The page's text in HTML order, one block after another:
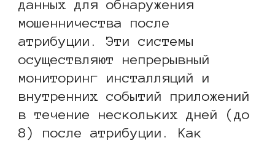
данных для обнаружения
мошенничества после
атрибуции. Эти системы
осуществляют непрерывный
мониторинг инсталляций и
внутренних событий приложений
в течение нескольких дней (до
8) после атрибуции. Как